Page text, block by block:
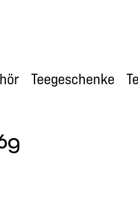
Teegeschenke